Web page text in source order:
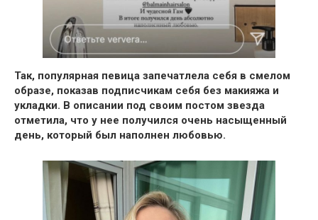
Так, популярная певица запечатлела себя в смелом
образе, показав подписчикам себя без макияжа и
укладки. В описании под своим постом звезда
отметила, что у нее получился очень насыщенный
день, который был наполнен любовью.